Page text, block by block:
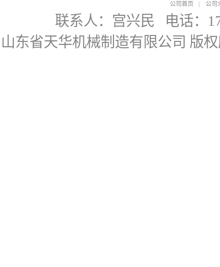
公司首页 公司
联系人：宫兴民 电话：
山东省天华机械制造有限公司 版